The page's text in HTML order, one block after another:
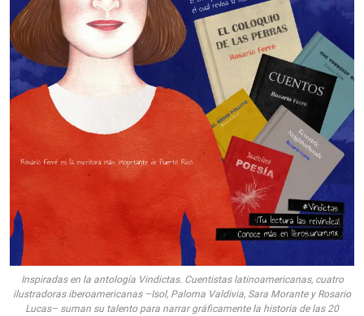
Inspiradas en la antología Vindictas. Cuentistas latinoamericanas, cuatro
ilustradoras iberoamericanas –Isol, Paloma Valdivia, Sara Morante y Rosario
Lucas– suman su talento para narrar gráficamente la historia de las 20